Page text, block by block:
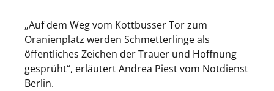
„Auf dem Weg vom Kottbusser Tor zum
Oranienplatz werden Schmetterlinge als
öffentliches Zeichen der Trauer und Hoffnung
gesprüht“, erläutert Andrea Piest vom Notdienst
Berlin.